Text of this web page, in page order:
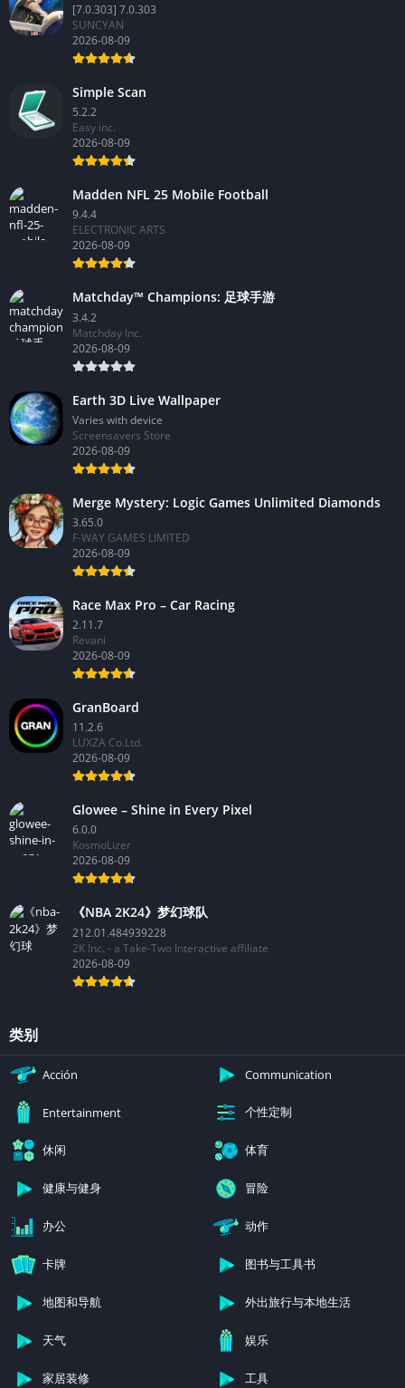
[7.0.303] 7.0.303
SUNCYAN
2026-08-09
Simple Scan
5.2.2
Easy inc.
2026-08-09
Madden NFL 25 Mobile Football
9.4.4
ELECTRONIC ARTS
2026-08-09
Matchday™ Champions: 足球手游
3.4.2
Matchday Inc.
2026-08-09
Earth 3D Live Wallpaper
Varies with device
Screensavers Store
2026-08-09
Merge Mystery: Logic Games Unlimited Diamonds
3.65.0
F-WAY GAMES LIMITED
2026-08-09
Race Max Pro – Car Racing
2.11.7
Revani
2026-08-09
GranBoard
11.2.6
LUXZA Co.Ltd.
2026-08-09
Glowee – Shine in Every Pixel
6.0.0
KosmoLizer
2026-08-09
《NBA 2K24》梦幻球队
212.01.484939228
2K Inc. - a Take-Two Interactive affiliate
2026-08-09
类别
Acción Communication
Entertainment 个性定制
休闲 体育
健康与健身 冒险
办公 动作
卡牌 图书与工具书
地图和导航 外出旅行与本地生活
天气 娱乐
家居装修 工具